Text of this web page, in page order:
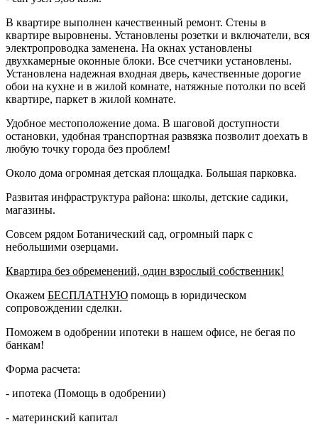
В квартире выполнен качественный ремонт. Стены в
квартире выровнены. Установлены розетки и включатели, вся
электропроводка заменена. На окнах установлены
двухкамерные оконные блоки. Все счетчики установлены.
Установлена надежная входная дверь, качественные дорогие
обои на кухне и в жилой комнате, натяжные потолки по всей
квартире, паркет в жилой комнате.
Удобное местоположение дома. В шаговой доступности
остановки, удобная транспортная развязка позволит доехать в
любую точку города без проблем!
Около дома огромная детская площадка. Большая парковка.
Развитая инфраструктура района: школы, детские садики,
магазины.
Совсем рядом Ботанический сад, огромный парк с
небольшими озерцами.
Квартира без обременений, один взрослый собственник!
Окажем БЕСПЛАТНУЮ помощь в юридическом
сопровождении сделки.
Поможем в одобрении ипотеки в нашем офисе, не бегая по
банкам!
Форма расчета:
- ипотека (Помощь в одобрении)
- материнский капитал